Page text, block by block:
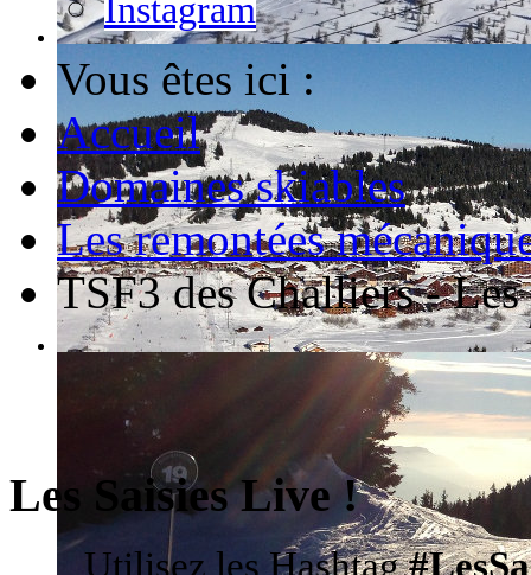
Instagram
Vous êtes ici :
Accueil
Domaines skiables
Les remontées
TSF3 des Challiers - Les
Les Saisies Live !
Utilisez les Hashtag